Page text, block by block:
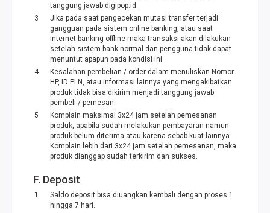
tanggung jawab digipop.id.
Jika pada saat pengecekan mutasi transfer terjadi
gangguan pada sistem online banking, atau saat
internet banking offline maka transaksi akan dilakukan
setelah sistem bank normal dan pengguna tidak dapat
menuntut apapun pada kondisi ini.
Kesalahan pembelian / order dalam menuliskan Nomor
HP, ID PLN, atau informasi lainnya yang mengakibatkan
produk tidak bisa dikirim menjadi tanggung jawab
pembeli / pemesan.
Komplain maksimal 3x24 jam setelah pemesanan
produk, apabila sudah melakukan pembayaran namun
produk belum diterima atau karena sebab kuat lainnya.
Komplain lebih dari 3x24 jam setelah pemesanan, maka
produk dianggap sudah terkirim dan sukses.
F. Deposit
Saldo deposit bisa diuangkan kembali dengan proses 1
hingga 7 hari.